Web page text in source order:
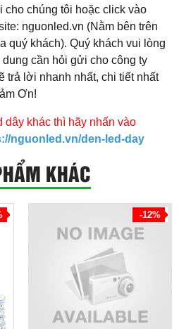
cho chúng tôi hoặc click vào
nguonled.vn (Nằm bên trên
quý khách). Quý khách vui lòng
cần hỏi gửi cho công ty
trả lời nhanh nhất, chi tiết nhất
Ơn!
dây khác thì hãy nhấn vào
nguonled.vn/den-led-day
KHÁC
-12%